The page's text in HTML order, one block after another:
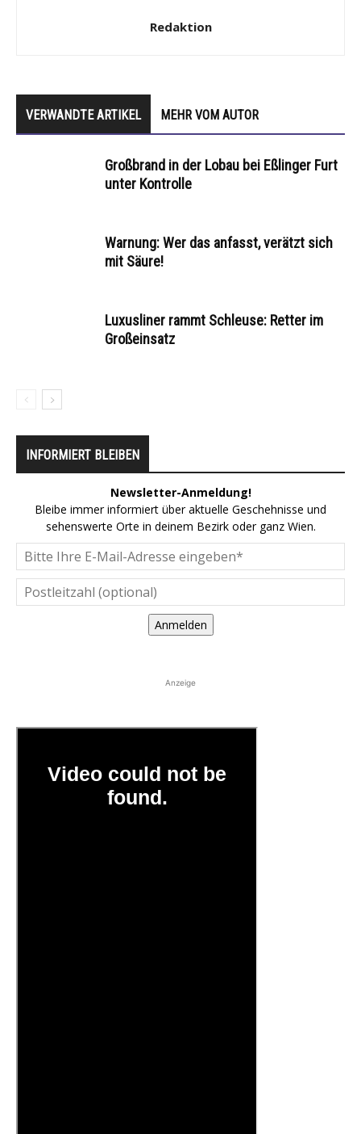
Redaktion
VERWANDTE ARTIKEL MEHR VOM AUTOR
Großbrand in der Lobau bei Eßlinger Furt
unter Kontrolle
Warnung: Wer das anfasst, verätzt sich
mit Säure!
Luxusliner rammt Schleuse: Retter im
Großeinsatz
INFORMIERT BLEIBEN
Newsletter-Anmeldung!
Bleibe immer informiert über aktuelle Geschehnisse und
sehenswerte Orte in deinem Bezirk oder ganz Wien.
Anmelden
Anzeige